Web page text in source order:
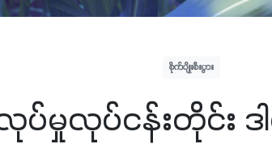
စိုက်ပျိုးစီးပွား
မှုလုပ်ငန်းတိုင်း